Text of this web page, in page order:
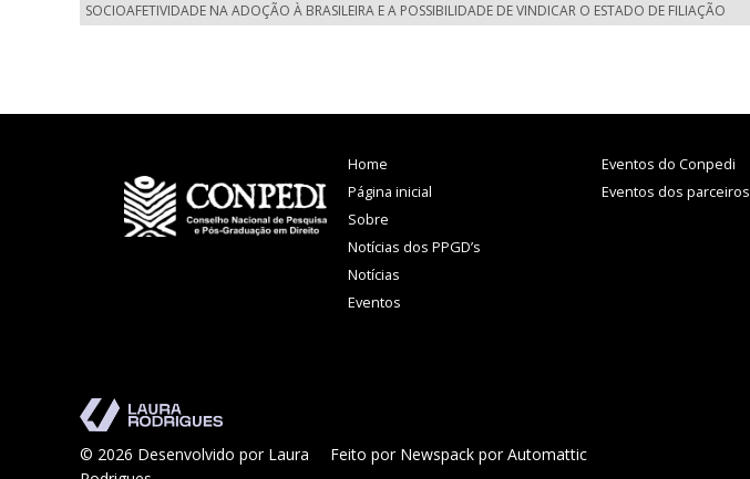
SOCIOAFETIVIDADE NA ADOÇÃO À BRASILEIRA E A POSSIBILIDADE DE VINDICAR O ESTADO DE FILIAÇÃO
Home
Página inicial
Sobre
Notícias dos PPGD’s
Notícias
Eventos
Eventos do Conpedi
Eventos dos parceiros
© 2026 Desenvolvido por Laura
Feito por Newspack por Automattic